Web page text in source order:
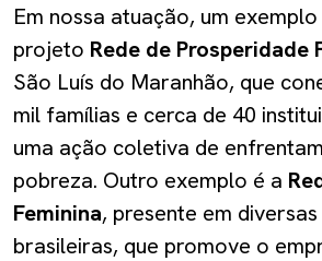
Em nossa atuação, um
projeto Rede de Prosperidade
São Luís do Maranhão, que
mil famílias e cerca de 40
uma ação coletiva de
pobreza. Outro exemplo é a
Feminina, presente em
brasileiras, que promove o